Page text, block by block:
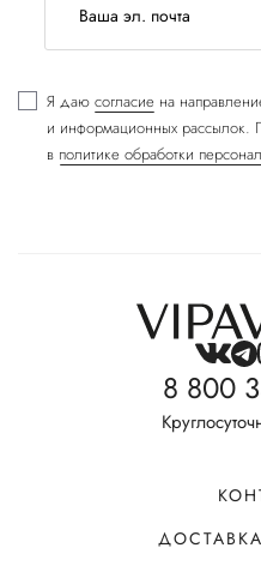
Я даю согласие на
и информационных рассылок.
в политике обработки
8 800